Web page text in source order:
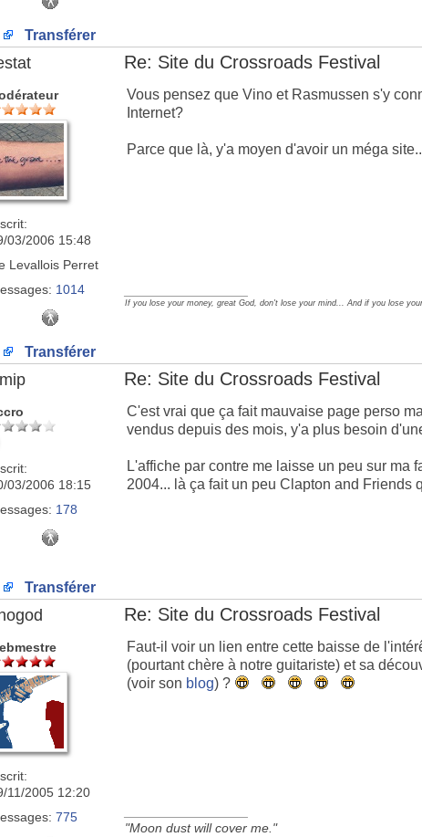
Transférer
Re: Site du Crossroads Festival
03/2006 15:48
Levallois Perret
1014
Vous pensez que Vino et Rasmussen s'y
Internet?
Parce que là, y'a moyen d'avoir un méga
If you lose your money, great God, don't lose your mind... And if you lose
Transférer
Re: Site du Crossroads Festival
03/2006 18:15
178
C'est vrai que ça fait mauvaise page perso
vendus depuis des mois, y'a plus besoin
L'affiche par contre me laisse un peu sur ma
2004... là ça fait un peu Clapton and Friends
Transférer
Re: Site du Crossroads Festival
11/2005 12:20
775
Faut-il voir un lien entre cette baisse de
(pourtant chère à notre guitariste) et sa
(voir son blog) ?
"Moon dust will cover me."